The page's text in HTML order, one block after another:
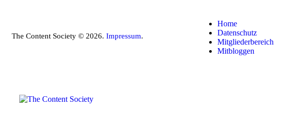
The Content Society © 2026. Impressum.
Home
Datenschutz
Mitgliederbereich
Mitbloggen